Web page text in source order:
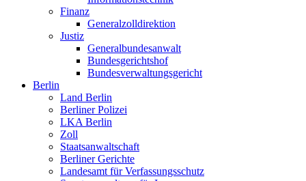
Finanz
Generalzolldirektion
Justiz
Generalbundesanwalt
Bundesgerichtshof
Bundesverwaltungsgericht
Berlin
Land Berlin
Berliner Polizei
LKA Berlin
Zoll
Staatsanwaltschaft
Berliner Gerichte
Landesamt für Verfassungsschutz